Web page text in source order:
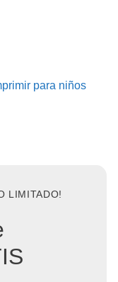
para niños
LIMITADO!